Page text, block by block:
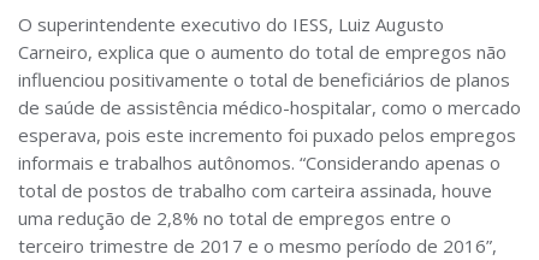
O superintendente executivo do IESS, Luiz Augusto
Carneiro, explica que o aumento do total de empregos não
influenciou positivamente o total de beneficiários de planos
de saúde de assistência médico-hospitalar, como o mercado
esperava, pois este incremento foi puxado pelos empregos
informais e trabalhos autônomos. “Considerando apenas o
total de postos de trabalho com carteira assinada, houve
uma redução de 2,8% no total de empregos entre o
terceiro trimestre de 2017 e o mesmo período de 2016”,